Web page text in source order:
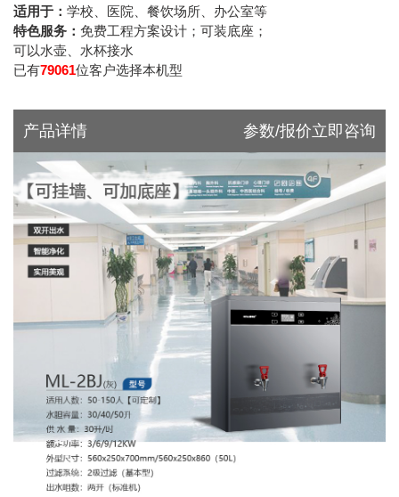
适用于： 学校、医院、餐饮场所、办公室等
特色服务： 免费工程方案设计；可装底座；
可以水壶、水杯接水
已有79061位客户选择本机型
产品详情 参数/报价立即咨询